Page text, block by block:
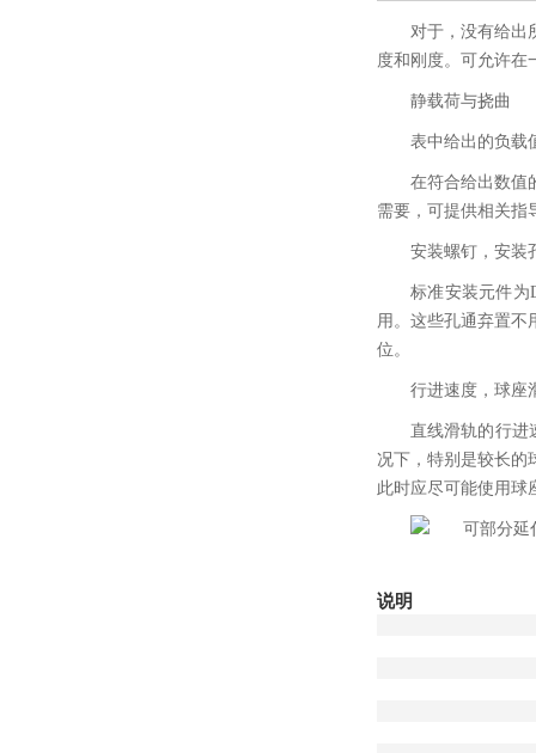
对于，没有给出
度和刚度。可允许在
静载荷与挠曲
表中给出的负载
在符合给出数值
需要，可提供相关指
安装螺钉，安装
标准安装元件为
用。这些孔通弃置不
位。
行进速度，球座
直线滑轨的行进
况下，特别是较长的
此时应尽可能使用球
说明